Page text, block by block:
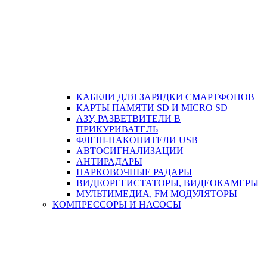
КАБЕЛИ ДЛЯ ЗАРЯДКИ СМАРТФОНОВ
КАРТЫ ПАМЯТИ SD И MICRO SD
АЗУ, РАЗВЕТВИТЕЛИ В
ПРИКУРИВАТЕЛЬ
ФЛЕШ-НАКОПИТЕЛИ USB
АВТОСИГНАЛИЗАЦИИ
АНТИРАДАРЫ
ПАРКОВОЧНЫЕ РАДАРЫ
ВИДЕОРЕГИСТАТОРЫ, ВИДЕОКАМЕРЫ
МУЛЬТИМЕДИА, FM МОДУЛЯТОРЫ
КОМПРЕССОРЫ И НАСОСЫ